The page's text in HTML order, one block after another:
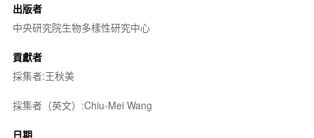
出版者
中央研究院生物多樣性研究中心
貢獻者
採集者:王秋美
採集者（英文）:Chiu-Mei Wang
日期